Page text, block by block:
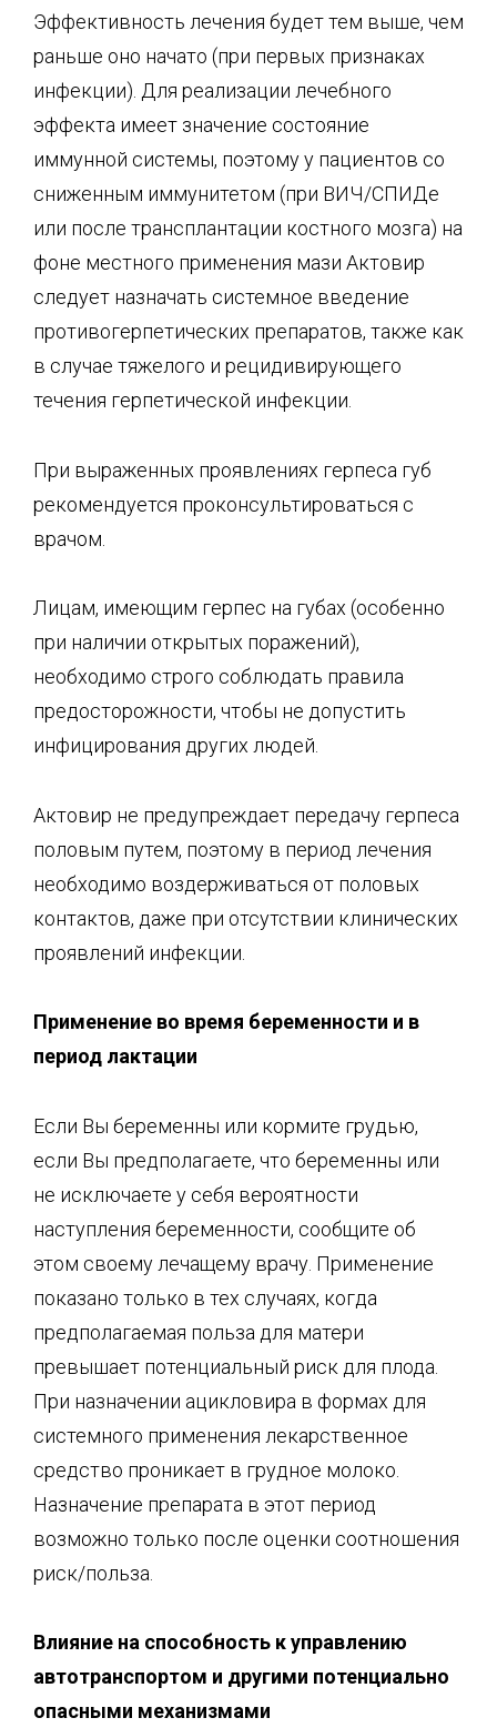
Эффективность лечения будет тем выше, чем
раньше оно начато (при первых признаках
инфекции). Для реализации лечебного
эффекта имеет значение состояние
иммунной системы, поэтому у пациентов со
сниженным иммунитетом (при ВИЧ/СПИДе
или после трансплантации костного мозга) на
фоне местного применения мази Актовир
следует назначать системное введение
противогерпетических препаратов, также как
в случае тяжелого и рецидивирующего
течения герпетической инфекции.
При выраженных проявлениях герпеса губ
рекомендуется проконсультироваться с
врачом.
Лицам, имеющим герпес на губах (особенно
при наличии открытых поражений),
необходимо строго соблюдать правила
предосторожности, чтобы не допустить
инфицирования других людей.
Актовир не предупреждает передачу герпеса
половым путем, поэтому в период лечения
необходимо воздерживаться от половых
контактов, даже при отсутствии клинических
проявлений инфекции.
Применение во время беременности и в
период лактации
Если Вы беременны или кормите грудью,
если Вы предполагаете, что беременны или
не исключаете у себя вероятности
наступления беременности, сообщите об
этом своему лечащему врачу. Применение
показано только в тех случаях, когда
предполагаемая польза для матери
превышает потенциальный риск для плода.
При назначении ацикловира в формах для
системного применения лекарственное
средство проникает в грудное молоко.
Назначение препарата в этот период
возможно только после оценки соотношения
риск/польза.
Влияние на способность к управлению
автотранспортом и другими потенциально
опасными механизмами